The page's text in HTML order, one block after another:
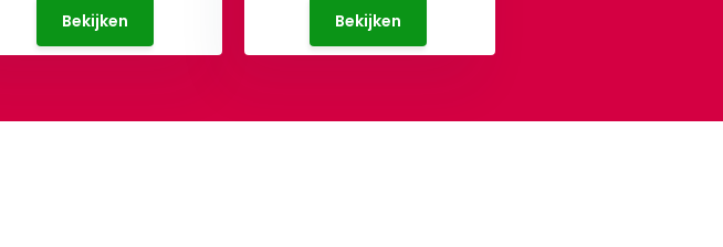
Bekijken
Bekijken